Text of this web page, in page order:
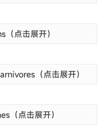
点击展开）
（点击展开）
（点击展开）